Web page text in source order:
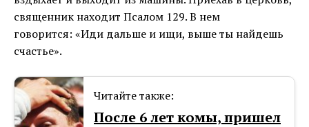
священник находит Псалом 129. В нем
говорится: «Иди дальше и ищи, выше ты найдешь
счастье».
Читайте также:
После 6 лет комы, пришел